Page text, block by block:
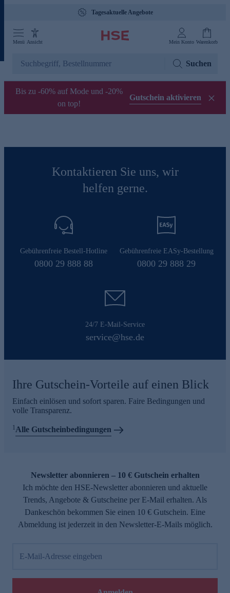
Tagesaktuelle Angebote
Menü Ansicht Mein Konto Warenkorb
Suchen
Bis zu -60% auf Mode und -20%
on top!
Gutschein aktivieren
Kontaktieren Sie uns, wir
helfen gerne.
Gebührenfreie Bestell-Hotline
0800 29 888 88
Gebührenfreie EASy-Bestellung
0800 29 888 29
24/7 E-Mail-Service
service@hse.de
Ihre Gutschein-Vorteile auf einen Blick
Einfach einlösen und sofort sparen. Faire Bedingungen und
volle Transparenz.
1Alle Gutscheinbedingungen
Newsletter abonnieren – 10 € Gutschein erhalten
Ich möchte den HSE-Newsletter abonnieren und aktuelle
Trends, Angebote & Gutscheine per E-Mail erhalten. Als
Dankeschön bekommen Sie einen 10 € Gutschein. Eine
Abmeldung ist jederzeit in den Newsletter-E-Mails möglich.
E-Mail-Adresse eingeben